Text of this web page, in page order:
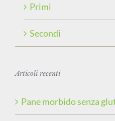
Primi
Secondi
Articoli recenti
Pane morbido senza